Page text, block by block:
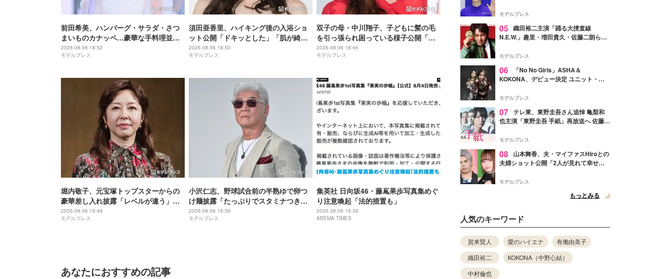
前田希美、ハンバーグ・サラダ・さつ
まいものカナッペ…豪華な手料理並ぶ
食卓公開「全部美味しそう」「盛り付
けがおしゃれ」と絶賛の声
2026.08.06 18:52
モデルプレス
須田亜香里、ハイキング後の入浴ショ
ット公開「ドキッとした」「肌が綺
麗」と反響
2026.08.06 18:50
モデルプレス
双子の母・中川翔子、子どもに髪の毛
を引っ張られ困っている様子公開「マ
マあるある」「乱れっぷりに笑った」
と反響
2026.08.06 18:46
モデルプレス
堀内敬子、元宝塚トップスターからの
豪華差し入れ披露「レベルが違う」
「これは嬉しすぎる」と反響
2026.08.06 18:46
モデルプレス
小沢仁志、野球試合前の半熟ゆで卵つ
け麺披露「たっぷりでスタミナつきそ
う」「絶妙な火加減で最高」
2026.08.06 18:38
モデルプレス
集英社 日向坂46・藤嶌果歩写真集めぐ
り注意喚起「法的措置も」
2026.08.06 18:38
ABEMA TIMES
あなたにおすすめの記事
そう」と反響
モデルプレス
05 織田裕二主演「踊る大捜査線
N.E.W.」趣里・増田貴久・佐藤二朗ら新
徴する“謎のキーワード”も
モデルプレス
06
「No No Girls」ASHA＆
KOKONA、デビュー決定 ユニット・
リリースへ
モデルプレス
07 テレ東、東野圭吾さん追悼 亀梨和
也主演「東野圭吾 手紙」再放送へ 佐藤隆
モデルプレス
08
山本舞香、夫・マイファスHiroとの
夫婦ショット公開「2人が見れて幸せ」
モデルプレス
もっとみる
人気のキーワード
賀来賢人 愛のハイエナ
有働由美子
織田裕二
KOKONA（中野心結）
中村倫也